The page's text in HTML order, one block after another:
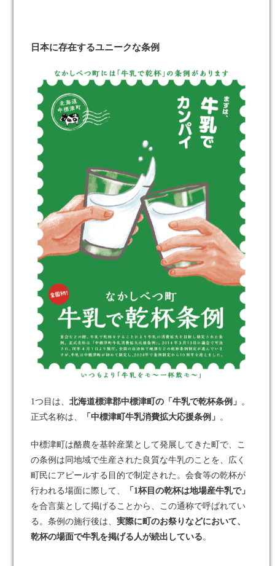
日本に存在するユニークな条例
1つ目は、 北海道標津郡中標津町の「牛乳で乾杯条例」 。
正式名称は、
「中標津町牛乳消費拡大応援条例」 。
中標津町は酪農を基幹産業として発展してきた町で、こ
の条例は同地域で生産された良質な牛乳のことを、広く
町民にアピールする目的で制定された。会食等の乾杯が
行われる場面に際して、
「 1杯目の乾杯は地場産牛乳で」
を合言葉として掲げることから、この通称で呼ばれてい
る。条例の施行後は、 実際に町のお祭りなどにおいて、
乾杯の場面で牛乳を掲げる人が続出している。